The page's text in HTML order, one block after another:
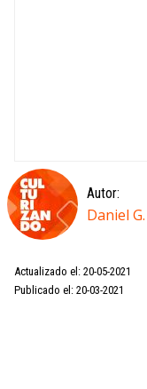
Autor:
Daniel G.
Actualizado el: 20-05-2021
Publicado el: 20-03-2021